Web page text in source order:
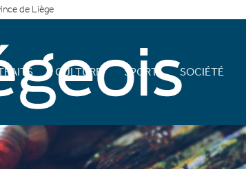
de Liège
CULTURE SPORT SOCIÉTÉ